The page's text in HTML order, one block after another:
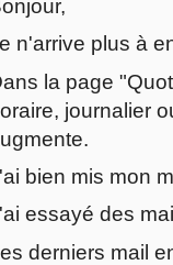
n'arrive plus à
la page
journalier
bien mis mon
essayé des
derniers mail